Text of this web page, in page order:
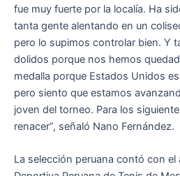
fue muy fuerte por la localía. Ha
tanta gente alentando en un
pero lo supimos controlar bien. Y
dolidos porque nos hemos
medalla porque Estados Unidos
pero siento que estamos
joven del torneo. Para los
renacer”, señaló Nano Fernández.
La selección peruana contó con el